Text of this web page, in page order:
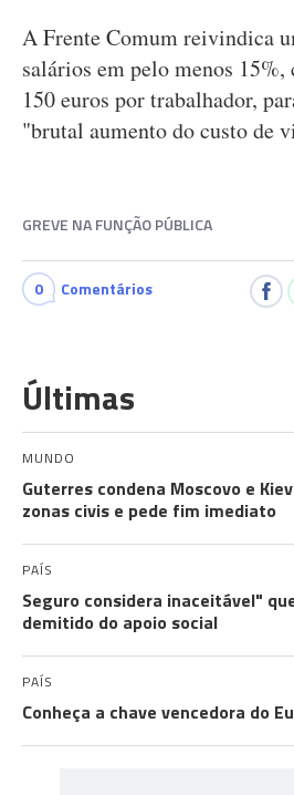
A Frente Comum reivindica
salários em pelo menos
150 euros por trabalhador,
"brutal aumento do custo de
GREVE NA FUNÇÃO PÚBLICA
0 Comentários
Últimas
MUNDO
Guterres condena Moscovo e
zonas civis e pede fim imediato
PAÍS
Seguro considera inaceitável"
demitido do apoio social
PAÍS
Conheça a chave vencedora do